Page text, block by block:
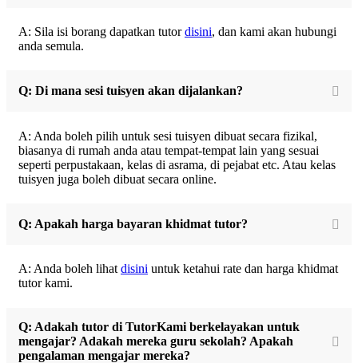
A: Sila isi borang dapatkan tutordisini, dan kami akan hubungi
anda semula.
Q: Di mana sesi tuisyen akan dijalankan?
A: Anda boleh pilih untuk sesi tuisyen dibuat secara fizikal,
biasanya di rumah anda atau tempat-tempat lain yang sesuai
seperti perpustakaan, kelas di asrama, di pejabat etc. Atau kelas
tuisyen juga boleh dibuat secara online.
Q: Apakah harga bayaran khidmat tutor?
A: Anda boleh lihat disini untuk ketahui rate dan harga khidmat
tutor kami.
Q: Adakah tutor di TutorKami berkelayakan untuk
mengajar? Adakah mereka guru sekolah? Apakah
pengalaman mengajar mereka?